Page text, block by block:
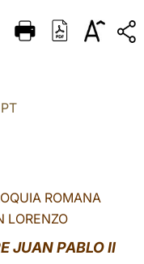
ITALIANO
中文
LATINE
PT
ROMANA
LORENZO
JUAN PABLO II